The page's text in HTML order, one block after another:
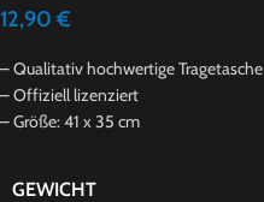
12,90 €
– Qualitativ hochwertige Tragetasche
– Offiziell lizenziert
– Größe: 41 x 35 cm
GEWICHT